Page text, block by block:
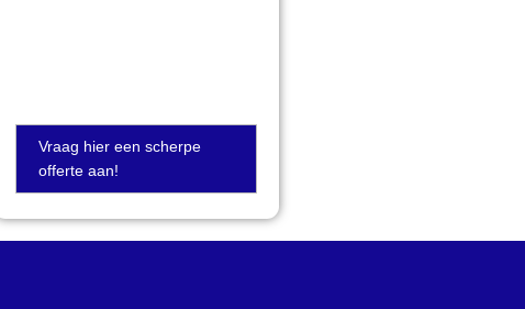
Vraag hier een scherpe
offerte aan!